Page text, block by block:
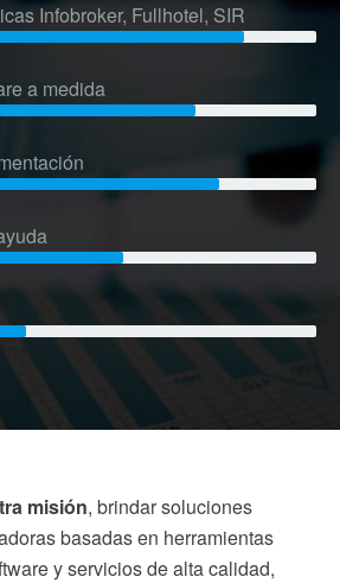
Infobroker, Fullhotel, SIR
a medida
misión, brindar soluciones
basadas en herramientas
y servicios de alta calidad,